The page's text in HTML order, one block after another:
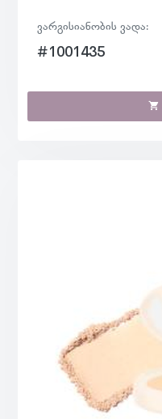
ვარგისიანობის ვადა:
#1001435